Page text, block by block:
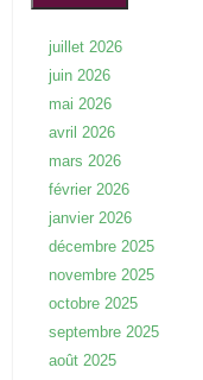
juillet 2026
juin 2026
mai 2026
avril 2026
mars 2026
février 2026
janvier 2026
décembre 2025
novembre 2025
octobre 2025
septembre 2025
août 2025